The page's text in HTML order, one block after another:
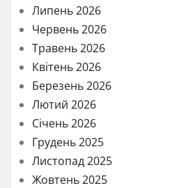
Липень 2026
Червень 2026
Травень 2026
Квітень 2026
Березень 2026
Лютий 2026
Січень 2026
Грудень 2025
Листопад 2025
Жовтень 2025